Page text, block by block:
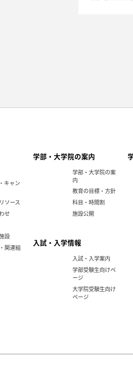
キャン
ソース
せ
設
関連組
学部・大学院の案内
学部・大学院の案
内
教育の目標・方針
科目・時間割
施設公開
入試・入学情報
入試・入学案内
学部受験生向けペ
ージ
大学院受験生向け
ページ